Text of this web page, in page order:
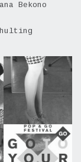
Bekono